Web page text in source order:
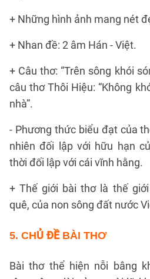
+ Những hình ảnh mang nét
+ Nhan đề: 2 âm Hán - Việt.
+ Câu thơ: “Trên sông khói
câu thơ Thôi Hiệu: “Không
nhà”.
- Phương thức biểu đạt của
nhiên đối lập với hữu hạn
thời đối lập với cái vĩnh hằng.
+ Thế giới bài thơ là thế
quê, của non sông đất nước
5. CHỦ ĐỀ BÀI THƠ
Bài thơ thể hiện nỗi bâng